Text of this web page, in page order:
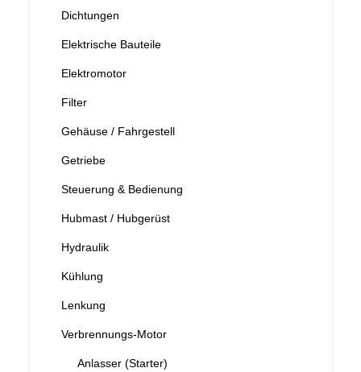
Dichtungen
Elektrische Bauteile
Elektromotor
Filter
Gehäuse / Fahrgestell
Getriebe
Steuerung & Bedienung
Hubmast / Hubgerüst
Hydraulik
Kühlung
Lenkung
Verbrennungs-Motor
Anlasser (Starter)